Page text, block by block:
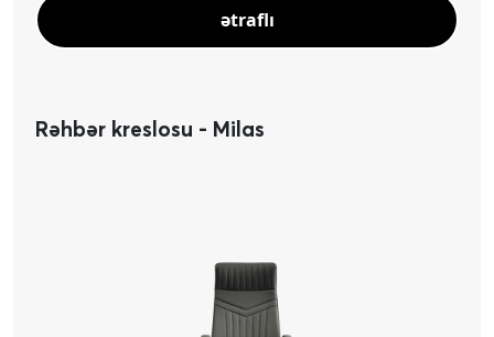
ətraflı
Rəhbər kreslosu - Milas